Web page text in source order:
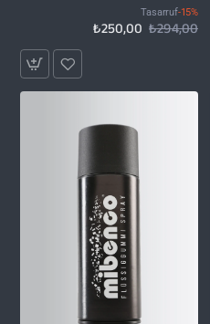
Tasarruf-15%
₺250,00 ₺294,00